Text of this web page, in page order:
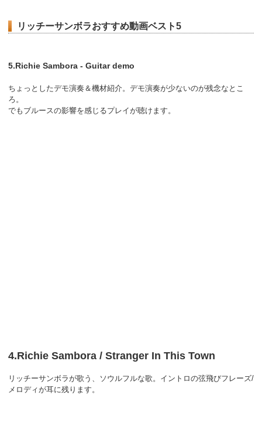
リッチーサンボラおすすめ動画ベスト5
5.Richie Sambora - Guitar demo
ちょっとしたデモ演奏＆機材紹介。デモ演奏が少ないのが残念なとこ
ろ。
でもブルースの影響を感じるプレイが聴けます。
4.Richie Sambora / Stranger In This Town
リッチーサンボラが歌う、ソウルフルな歌。イントロの弦飛びフレーズ/
メロディが耳に残ります。